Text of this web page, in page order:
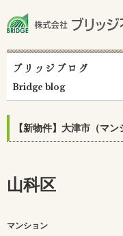
ブリッジブログ
Bridge blog
【新物件】大津市（マン
山科区
マンション